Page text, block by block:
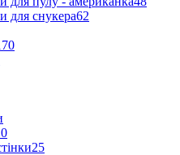
для снукера62
25